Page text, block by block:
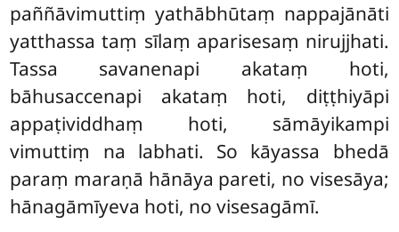
paññāvimuttiṃ yathābhūtaṃ nappajānāti
yatthassa taṃ sīlaṃ aparisesaṃ nirujjhati.
Tassa savanenapi akataṃ hoti,
bāhusaccenapi akataṃ hoti, diṭṭhiyāpi
appaṭividdhaṃ hoti, sāmāyikampi
vimuttiṃ na labhati. So kāyassa bhedā
paraṃ maraṇā hānāya pareti, no visesāya;
hānagāmīyeva hoti, no visesagāmī.